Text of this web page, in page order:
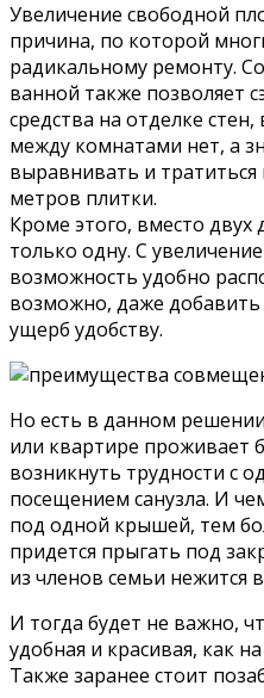
Увеличение свободной
причина, по которой
радикальному ремонту.
ванной также позволяет
средства на отделке
между комнатами нет, а
выравнивать и
метров плитки.
Кроме этого, вместо двух
только одну. С
возможность удобно
возможно, даже
ущерб удобству.
Но есть в данном
или квартире проживает
возникнуть трудности с
посещением санузла. И
под одной крышей, тем
придется прыгать под
из членов семьи нежится
И тогда будет не важно,
удобная и красивая, как
Также заранее стоит